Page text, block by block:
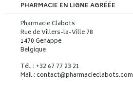
PHARMACIE EN LIGNE AGRÉÉE
Pharmacie Clabots
Rue de Villers-la-Ville 78
1470 Genappe
Belgique
Tél. : +32 67 77 23 21
Mail : contact@pharmacieclabots.com